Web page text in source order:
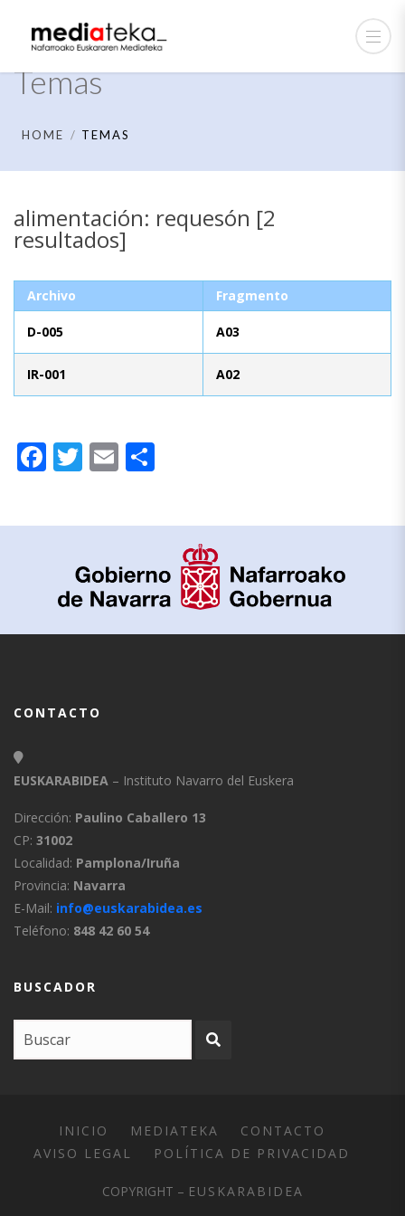
Temas
HOME TEMAS
alimentación: requesón [2
resultados]
Archivo Fragmento
D-005 A03
IR-001 A02
Facebook
Twitter
Email
CONTACTO
EUSKARABIDEA – Instituto Navarro del Euskera
Dirección: Paulino Caballero 13
CP: 31002
Localidad: Pamplona/Iruña
Provincia: Navarra
E-Mail: info@euskarabidea.es
Teléfono: 848 42 60 54
BUSCADOR
INICIO MEDIATEKA
CONTACTO
AVISO LEGAL
POLÍTICA DE PRIVACIDAD
COPYRIGHT – EUSKARABIDEA